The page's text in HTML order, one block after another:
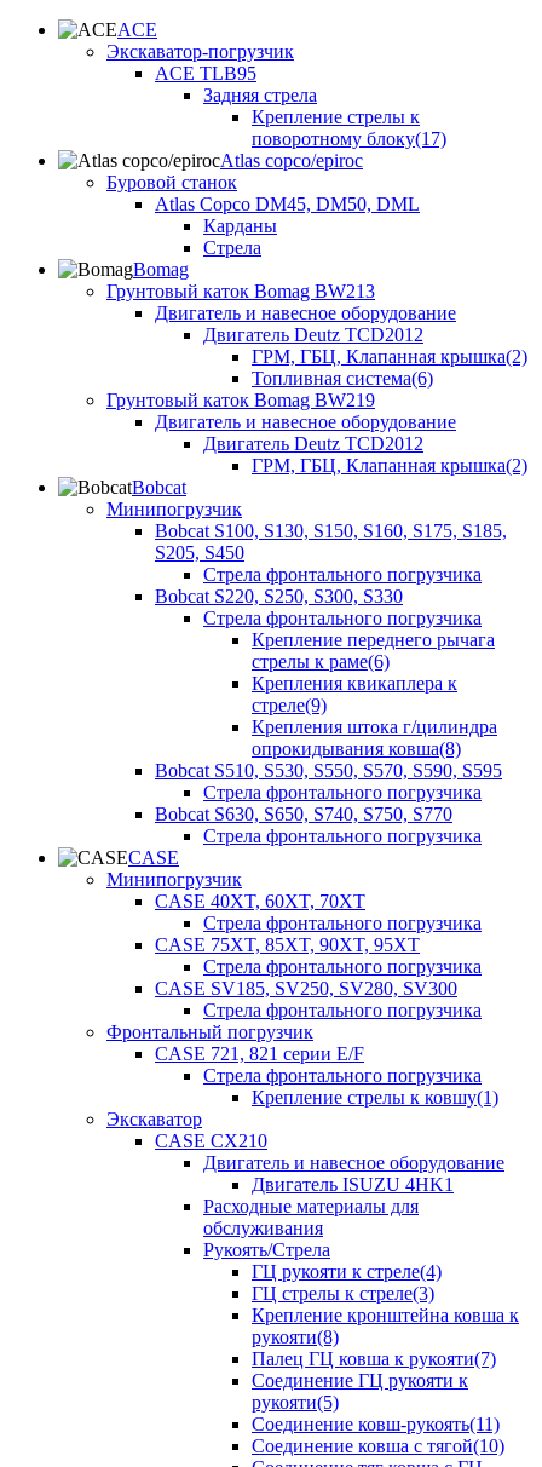
ACE
Экскаватор-погрузчик
ACE TLB95
Задняя стрела
Крепление стрелы к
поворотному блоку(17)
Atlas copco/epiroc
Буровой станок
Atlas Copco DM45, DM50, DML
Карданы
Стрела
Bomag
Грунтовый каток Bomag BW213
Двигатель и навесное оборудование
Двигатель Deutz TCD2012
ГРМ, ГБЦ, Клапанная крышка(2)
Топливная система(6)
Грунтовый каток Bomag BW219
Двигатель и навесное оборудование
Двигатель Deutz TCD2012
ГРМ, ГБЦ, Клапанная крышка(2)
Bobcat
Минипогрузчик
Bobcat S100, S130, S150, S160, S175, S185,
S205, S450
Стрела фронтального погрузчика
Bobcat S220, S250, S300, S330
Стрела фронтального погрузчика
Крепление переднего рычага
стрелы к раме(6)
Крепления квикаплера к
стреле(9)
Крепления штока г/цилиндра
опрокидывания ковша(8)
Bobcat S510, S530, S550, S570, S590, S595
Стрела фронтального погрузчика
Bobcat S630, S650, S740, S750, S770
Стрела фронтального погрузчика
CASE
Минипогрузчик
CASE 40XT, 60XT, 70XT
Стрела фронтального погрузчика
CASE 75XT, 85XT, 90XT, 95XT
Стрела фронтального погрузчика
CASE SV185, SV250, SV280, SV300
Стрела фронтального погрузчика
Фронтальный погрузчик
CASE 721, 821 серии E/F
Стрела фронтального погрузчика
Крепление стрелы к ковшу(1)
Экскаватор
CASE CX210
Двигатель и навесное оборудование
Двигатель ISUZU 4HK1
Расходные материалы для
обслуживания
Рукоять/Стрела
ГЦ рукояти к стреле(4)
ГЦ стрелы к стреле(3)
Крепление кронштейна ковша к
рукояти(8)
Палец ГЦ ковша к рукояти(7)
Соединение ГЦ рукояти к
рукояти(5)
Соединение ковш-рукоять(11)
Соединение ковша с тягой(10)